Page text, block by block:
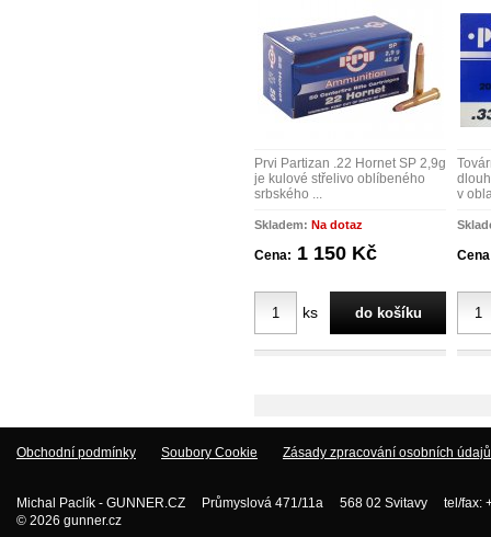
Prvi Partizan .22 Hornet SP 2,9g
je kulové střelivo oblíbeného
srbského ...
Skladem: Na dotaz
Cena: 1 150 Kč
ks
v
Obchodní podmínky Soubory Cookie Zásady zpracování osobních údajů
Michal Paclík - GUNNER.CZ Průmyslová 471/11a 568 02 Svitavy tel/
© 2026 gunner.cz